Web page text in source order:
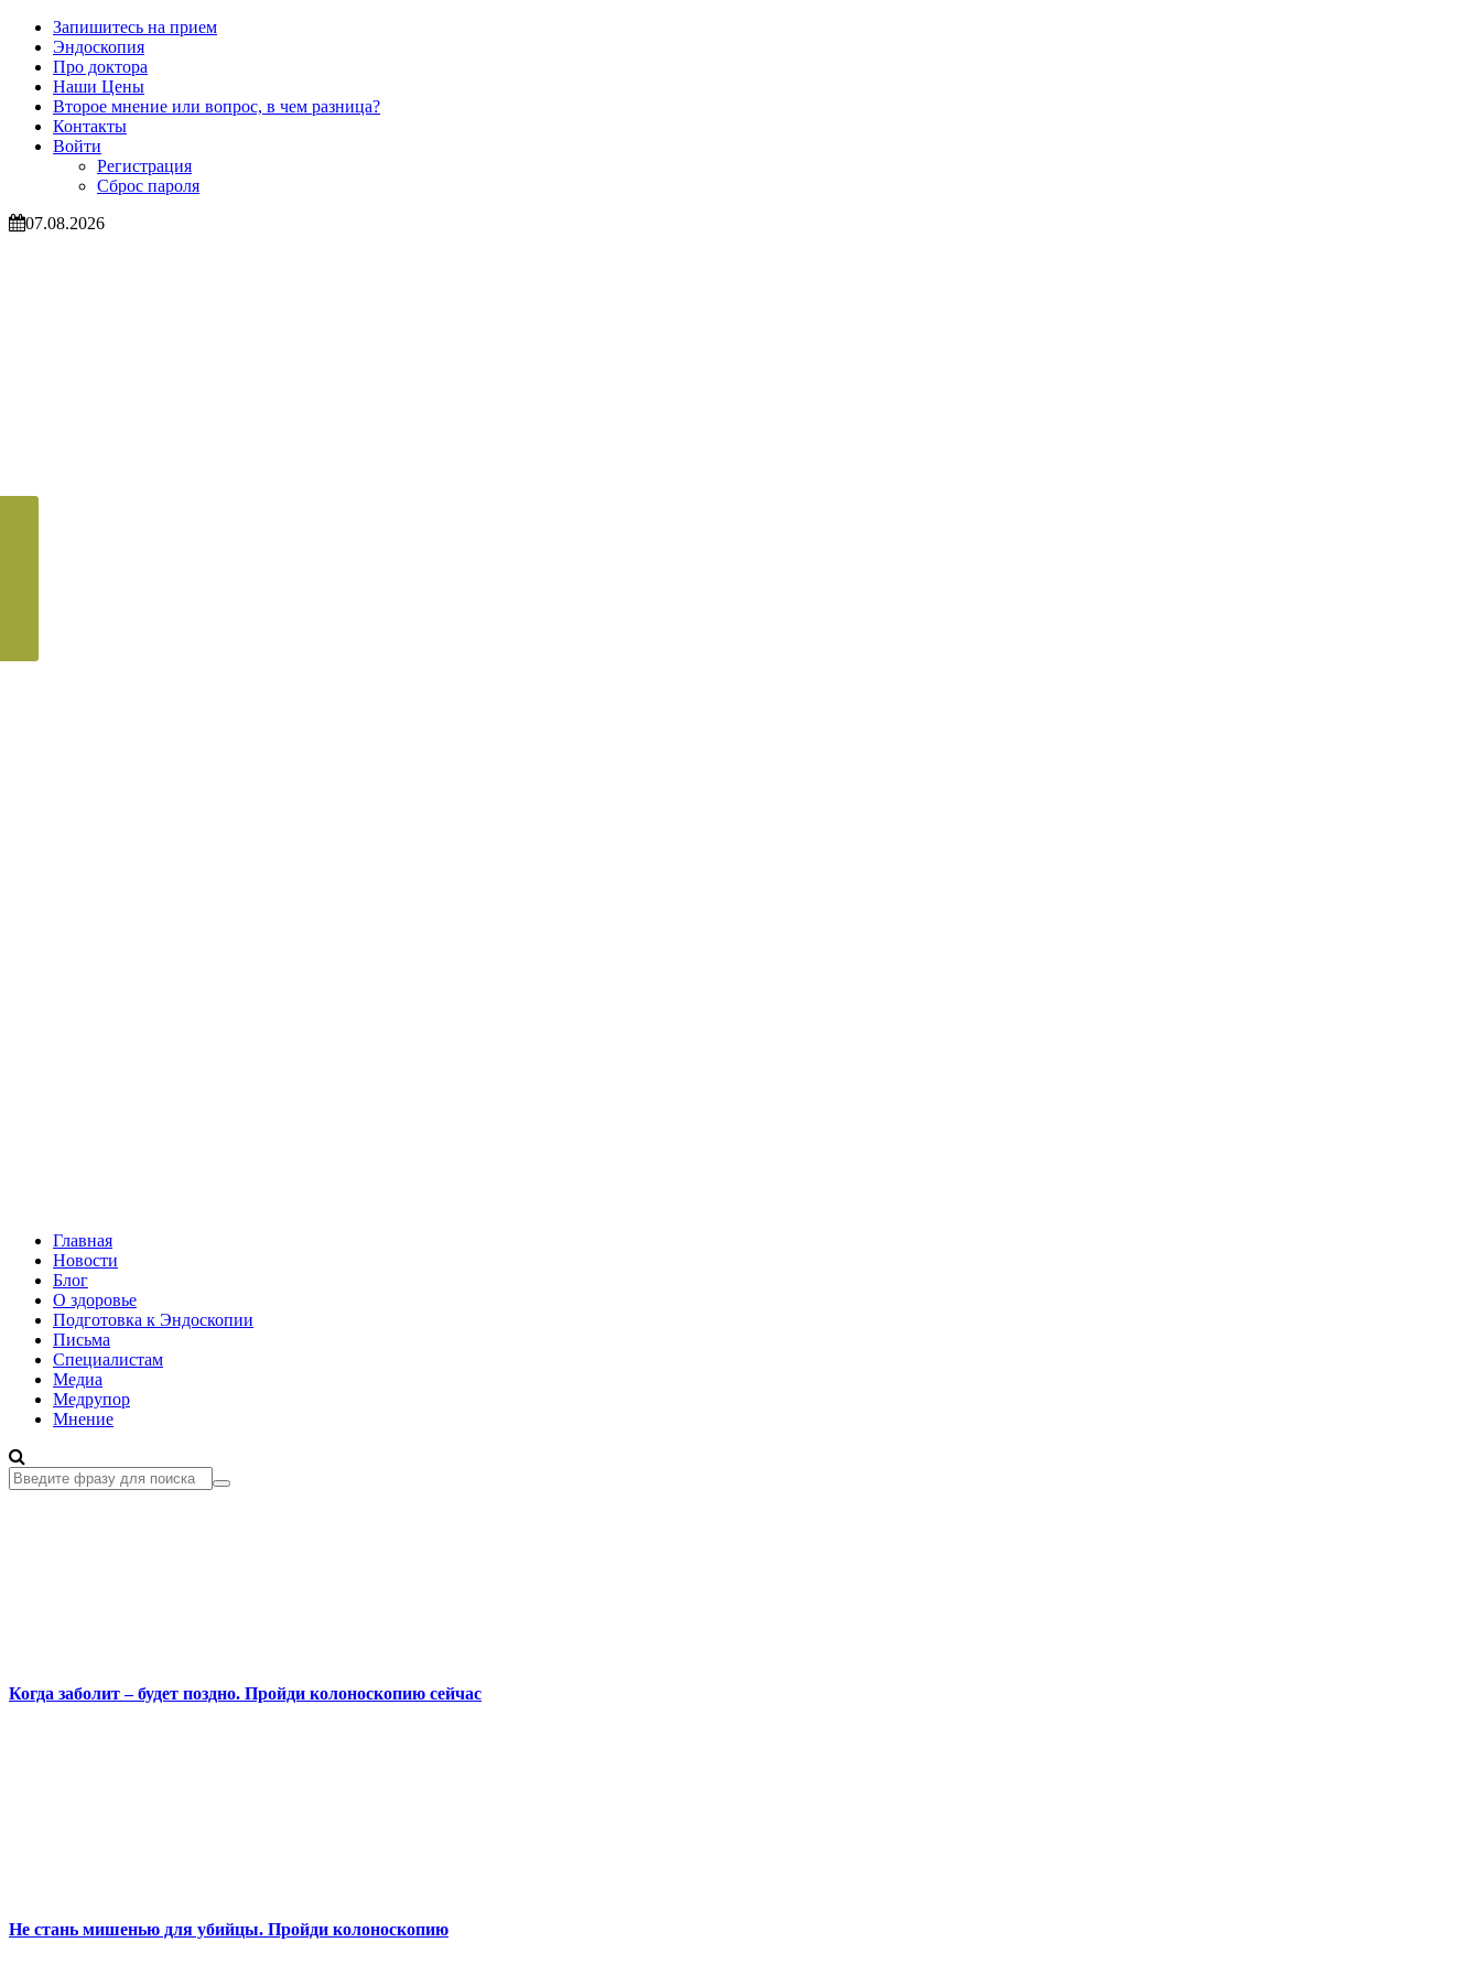
Запишитесь на прием
Эндоскопия
Про доктора
Наши Цены
Второе мнение или вопрос, в чем разница?
Контакты
Войти
Регистрация
Сброс пароля
07.08.2026
Главная
Новости
Блог
О здоровье
Подготовка к Эндоскопии
Письма
Специалистам
Медиа
Медрупор
Мнение
Когда заболит – будет поздно. Пройди колоноскопию сейчас
Не стань мишенью для убийцы. Пройди колоноскопию